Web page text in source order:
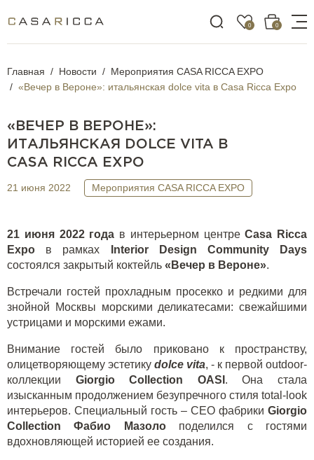
0 0
Главная Новости
Мероприятия CASA RICCA EXPO
«Вечер в Вероне»: итальянская dolce vita в Casa Ricca Expo
«ВЕЧЕР В ВЕРОНЕ»:
ИТАЛЬЯНСКАЯ DOLCE VITA В
CASA RICCA EXPO
21 июня 2022 Мероприятия CASA RICCA EXPO
21 июня 2022 года в интерьерном центреCasa Ricca
Expo в рамках
Interior Design Community Days
состоялся закрытый коктейль «Вечер в Вероне».
Встречали гостей прохладным просекко и редкими для
знойной Москвы морскими деликатесами: свежайшими
устрицами и морскими ежами.
Внимание гостей было приковано к пространству,
олицетворяющему эстетику dolce vita, - к первой outdoor-
коллекции Giorgio Collection OASI . Она стала
изысканным продолжением безупречного стиля total-look
интерьеров. Специальный гость – CEO фабрики Giorgio
Collection Фабио Мазолоподелился с гостями
вдохновляющей историей ее создания.